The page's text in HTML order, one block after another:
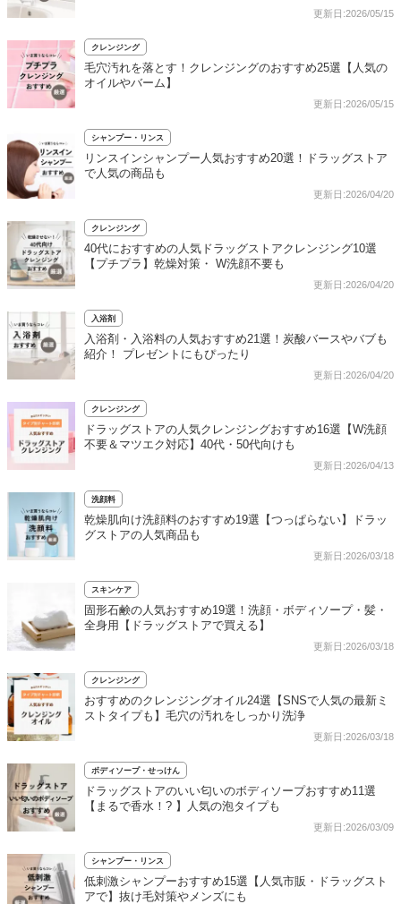
更新日:2026/05/15
クレンジング
毛穴汚れを落とす！クレンジングのおすすめ25選【人気の
オイルやバーム】
更新日:2026/05/15
シャンプー・リンス
リンスインシャンプー人気おすすめ20選！ドラッグストア
で人気の商品も
更新日:2026/04/20
クレンジング
40代におすすめの人気ドラッグストアクレンジング10選
【プチプラ】乾燥対策・ W洗顔不要も
更新日:2026/04/20
入浴剤
入浴剤・入浴料の人気おすすめ21選！炭酸バースやバブも
紹介！ プレゼントにもぴったり
更新日:2026/04/20
クレンジング
ドラッグストアの人気クレンジングおすすめ16選【W洗顔
不要＆マツエク対応】40代・50代向けも
更新日:2026/04/13
洗顔料
乾燥肌向け洗顔料のおすすめ19選【つっぱらない】ドラッ
グストアの人気商品も
更新日:2026/03/18
スキンケア
固形石鹸の人気おすすめ19選！洗顔・ボディソープ・髪・
全身用【ドラッグストアで買える】
更新日:2026/03/18
クレンジング
おすすめのクレンジングオイル24選【SNSで人気の最新ミ
ストタイプも】毛穴の汚れをしっかり洗浄
更新日:2026/03/18
ボディソープ・せっけん
ドラッグストアのいい匂いのボディソープおすすめ11選
【まるで香水！? 】人気の泡タイプも
更新日:2026/03/09
シャンプー・リンス
低刺激シャンプーおすすめ15選【人気市販・ドラッグスト
アで】抜け毛対策やメンズにも